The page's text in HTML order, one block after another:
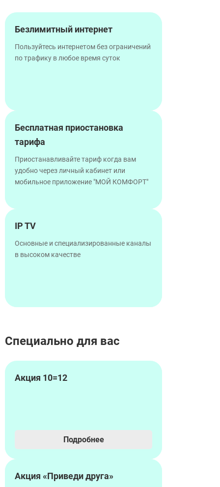
Безлимитный интернет
Пользуйтесь интернетом без ограничений
по трафику в любое время суток
Бесплатная приостановка
тарифа
Приостанавливайте тариф когда вам
удобно через личный кабинет или
мобильное приложение "МОЙ КОМФОРТ"
IP TV
Основные и специализированные каналы
в высоком качестве
Специально для вас
Акция 10=12
Подробнее
Акция «Приведи друга»